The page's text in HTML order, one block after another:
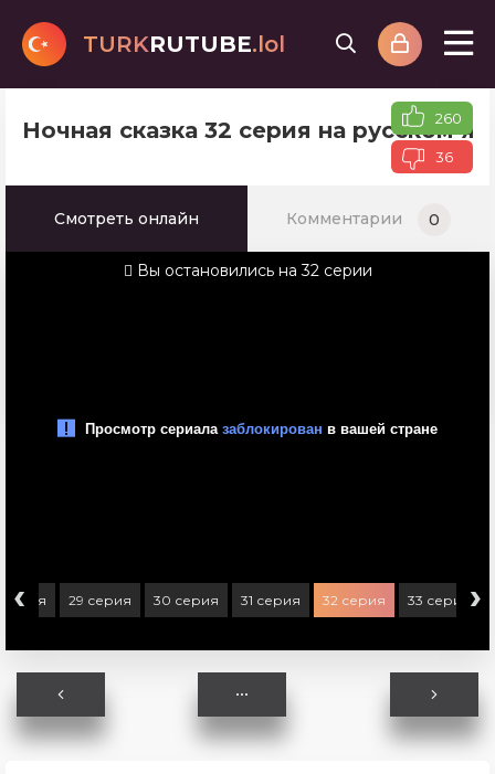
TURKRUTUBE.lol
Ночная сказка 32 серия на русском
260
36
Смотреть онлайн Комментарии 0
Вы остановились на 32 серии
‹
серия 29 серия 30 серия 31 серия 32 серия 33 серия ›